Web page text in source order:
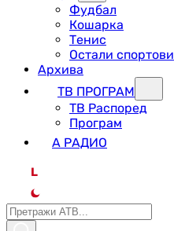
Фудбал
Кошарка
Тенис
Остали спортови
Архива
ТВ ПРОГРАМ
ТВ Распоред
Програм
А РАДИО
L